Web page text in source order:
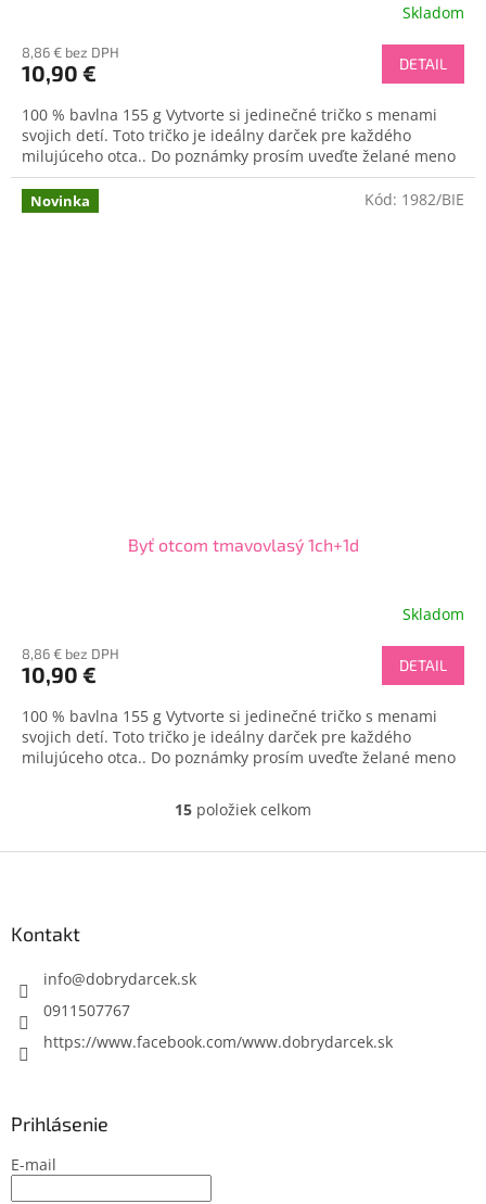
Skladom
8,86 € bez DPH
10,90 € DETAIL
100 % bavlna 155 g Vytvorte si jedinečné tričko s menami
svojich detí. Toto tričko je ideálny darček pre každého
milujúceho otca.. Do poznámky prosím uveďte želané meno
Novinka
Byť otcom tmavovlasý 1ch+1d
Skladom
8,86 € bez DPH
10,90 € DETAIL
100 % bavlna 155 g Vytvorte si jedinečné tričko s menami
svojich detí. Toto tričko je ideálny darček pre každého
milujúceho otca.. Do poznámky prosím uveďte želané meno
Kód: 1982/BIE
O
l
v
15 položiek celkom
Kontakt
info@dobrydarcek.sk
0911507767
https://www.facebook.com/www.dobrydarcek.sk
Prihlásenie
E-mail